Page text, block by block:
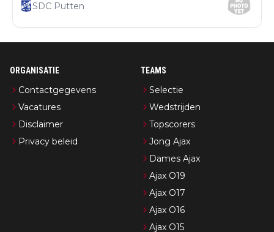
SDC Putten
ORGANISATIE
Contactgegevens
Vacatures
Disclaimer
Privacy beleid
TEAMS
Selectie
Wedstrijden
Topscorers
Jong Ajax
Dames Ajax
Ajax O19
Ajax O17
Ajax O16
Ajax O15